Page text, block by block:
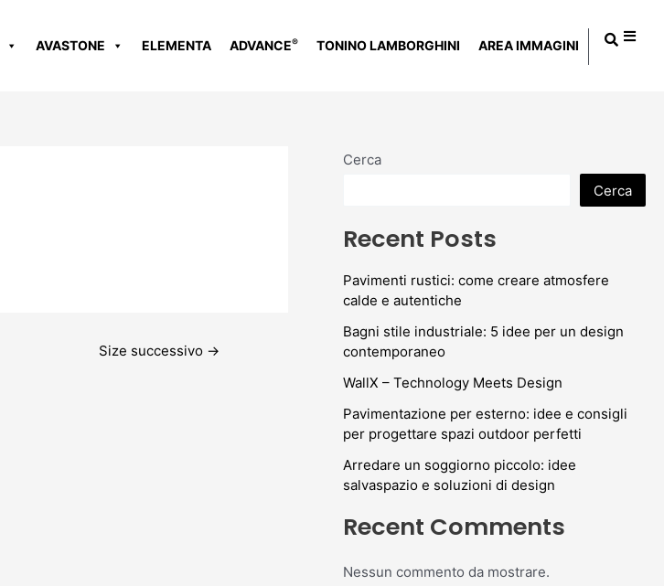
AVASTONE ELEMENTA ADVANCE® TONINO LAMBORGHINI AREA IMMAGINI
Size successivo →
Cerca
Cerca
Recent Posts
Pavimenti rustici: come creare atmosfere
calde e autentiche
Bagni stile industriale: 5 idee per un design
contemporaneo
WallX – Technology Meets Design
Pavimentazione per esterno: idee e consigli
per progettare spazi outdoor perfetti
Arredare un soggiorno piccolo: idee
salvaspazio e soluzioni di design
Recent Comments
Nessun commento da mostrare.